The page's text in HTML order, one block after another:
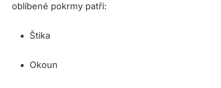
oblíbené pokrmy patří:
Štika
Okoun